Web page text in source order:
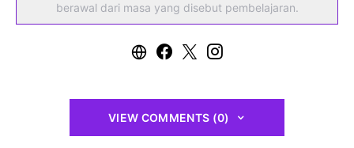
berawal dari masa yang disebut pembelajaran.
VIEW COMMENTS (0)